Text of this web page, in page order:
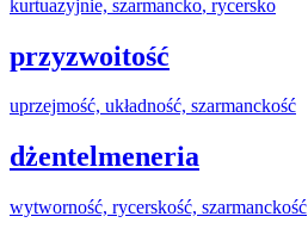
kurtuazyjnie, szarmancko, rycersko
przyzwoitość
uprzejmość, układność, szarmanckość
dżentelmeneria
wytworność, rycerskość, szarmanckość